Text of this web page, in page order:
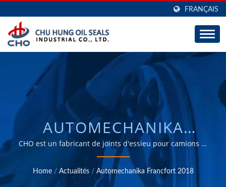
FRANÇAIS
AUTOMECHANIKA
FRANCFORT 2018 /
FABRICANT DE JOINTS
CHO est un fabricant de joints d'essieu pour camions et
remorques, avec une grande capacité de fabrication sur
mesure (ODM) et de fabrication pour compte de tiers
(OEM) depuis 30 ans.
Home / Actualités / Automechanika Francfort 2018